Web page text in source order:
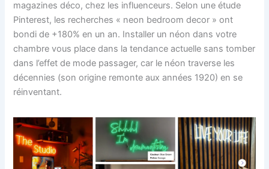
magazines déco, chez les influenceurs. Selon une étude
Pinterest, les recherches « neon bedroom decor » ont
bondi de +180% en un an. Installer un néon dans votre
chambre vous place dans la tendance actuelle sans tomber
dans l’effet de mode passager, car le néon traverse les
décennies (son origine remonte aux années 1920) en se
réinventant.